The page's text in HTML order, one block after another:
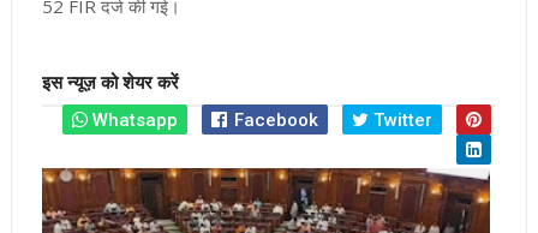
52 FIR दर्ज की गई।
इस न्यूज़ को शेयर करें
Whatsapp
Facebook Twitter